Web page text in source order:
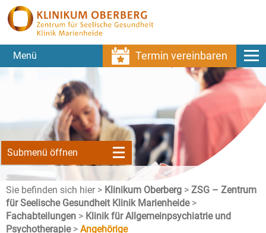
Termin vereinbaren
Menü
Submenü öffnen
Sie befinden sich hier > Klinikum Oberberg > ZSG – Zentrum
für Seelische Gesundheit Klinik Marienheide >
Fachabteilungen > Klinik für Allgemeinpsychiatrie und
Psychotherapie > Angehörige